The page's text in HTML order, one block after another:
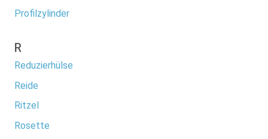
Profilzylinder
R
Reduzierhülse
Reide
Ritzel
Rosette